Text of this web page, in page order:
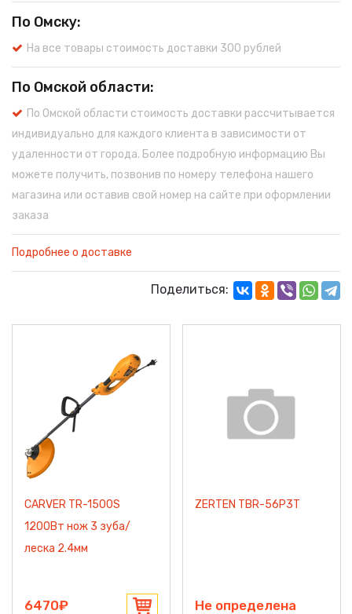
По Омску:
На все товары стоимость доставки 300 рублей
По Омской области:
По Омской области стоимость доставки рассчитывается
индивидуально для каждого клиента в зависимости от
удаленности от города. Более подробную информацию Вы
можете получить, позвонив по номеру телефона нашего
магазина или оставив свой номер на сайте при оформлении
заказа
Подробнее о доставке
Поделиться:
CARVER TR-1500S
1200Вт нож 3 зуба/
леска 2.4мм
6470₽
ZERTEN TBR-56P3T
Не определена